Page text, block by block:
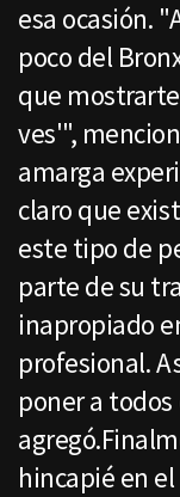
esa ocasión.
poco del
que
ves'",
amarga
claro que
este tipo de
parte de su
inapropiado
profesional.
poner a
hincapié en